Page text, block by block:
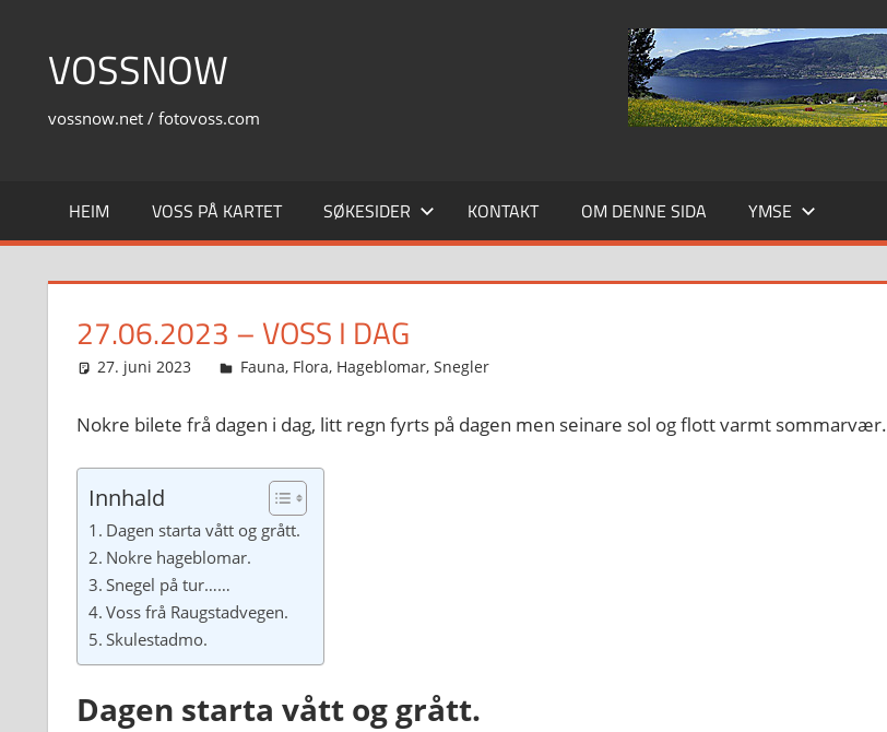
contentVOSSNOW
vossnow.net / fotovoss.com
HEIM VOSS PÅ KARTET SØKESIDER KONTAKT OM DENNE SIDA YMSE
27.06.2023 – VOSS I DAG
27. juni 2023 Svein
Fauna, Flora, Hageblomar, Snegler
Nokre bilete frå dagen i dag, litt regn fyrts på dagen men seinare sol og flott varmt sommarvær.
Innhald
Dagen starta vått og grått.
Nokre hageblomar.
Snegel på tur……
Voss frå Raugstadvegen.
Skulestadmo.
Dagen starta vått og grått.